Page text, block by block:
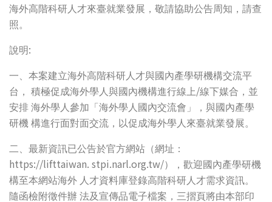
海外高階科研人才來臺就業發展，敬請協助公告周知，請查
照。
說明:
一、本案建立海外高階科研人才與國內產學研機構交流平
台，
積極促成海外學人與國內機構進行線上/線下媒合，並
安排 海外學人參加「海外學人國內交流會」，與國內產學
研機 構進行面對面交流，以促成海外學人來臺就業發展。
二、最新資訊已公告於官方網站（網址：
https://lifttaiwan. stpi.narl.org.tw/），歡迎國內產學研機
構至本網站海外 人才資料庫登錄高階科研人才需求資訊。
隨函檢附徵件辦 法及宣傳品電子檔案，三摺頁將由本部印